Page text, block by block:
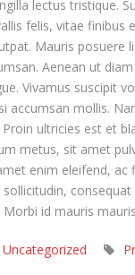
lectus tristique.
felis, vitae finibus
Mauris posuere
Aenean ut
Vivamus suscipit
accumsan mollis.
Proin ultricies est et
metus, sit amet
enim eleifend, ac
sollicitudin,
id mauris
Uncategorized